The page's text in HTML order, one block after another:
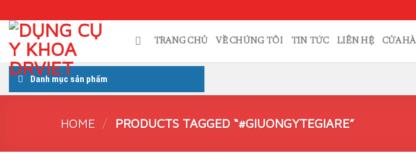
content
TRANG CHỦ VỀ CHÚNG TÔI TIN TỨC LIÊN HỆ CỬA
Danh mục sản phẩm
HOME / PRODUCTS TAGGED “#GIUONGYTEGIARE”